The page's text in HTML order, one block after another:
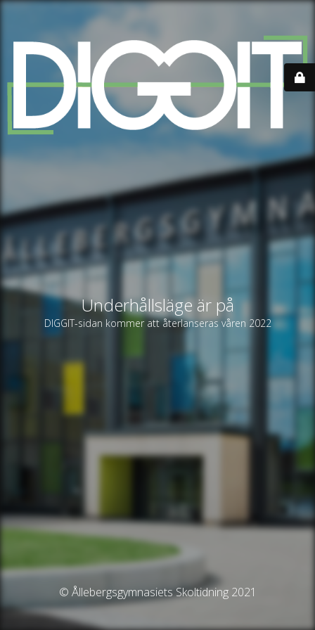
Underhållsläge är på
DIGGIT-sidan kommer att återlanseras våren 2022
© Ållebergsgymnasiets Skoltidning 2021